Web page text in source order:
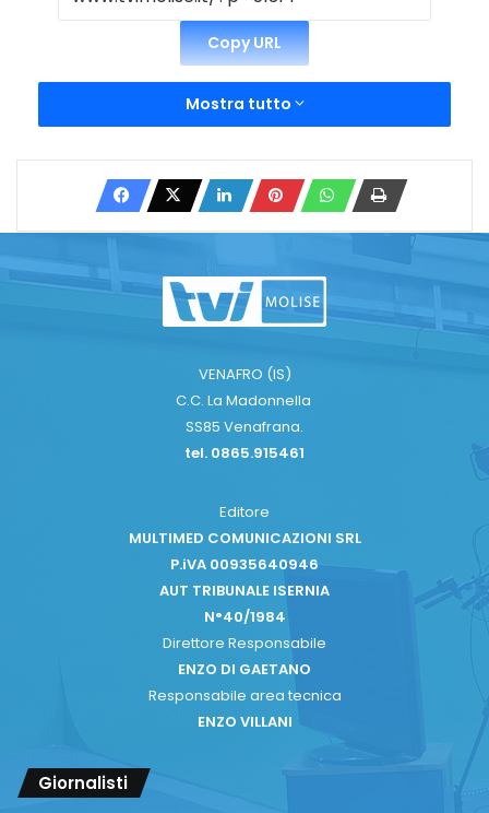
Copy URL
Mostra tutto
VENAFRO (IS)
C.C. La Madonnella
SS85 Venafrana.
tel. 0865.915461
Editore
MULTIMED COMUNICAZIONI SRL
P.iVA 00935640946
AUT TRIBUNALE ISERNIA
N°40/1984
Direttore Responsabile
ENZO DI GAETANO
Responsabile area tecnica
ENZO VILLANI
Giornalisti